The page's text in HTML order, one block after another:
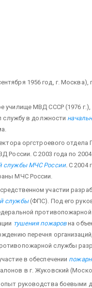
1956 год, г.
училище МВД СССР (1976
службу в должности
оргстроевого
России. С 2003 года по
службы МЧС России. С 2004
МЧС России.
участии
службы(ФПС). Под его
тушения пожаровна
перечня
службы
в обеспечении
в г. Жуковский
руководства боевыми